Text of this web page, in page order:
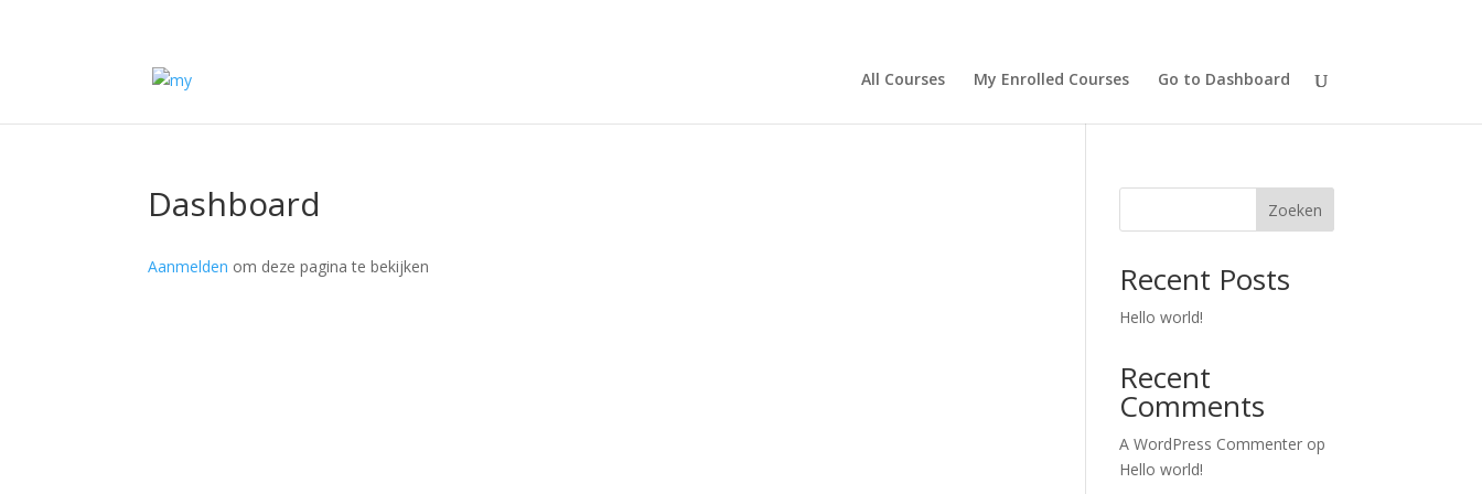
All Courses My Enrolled Courses Go to Dashboard
Dashboard
Aanmelden om deze pagina te bekijken
Zoeken
Recent Posts
Hello world!
Recent
Comments
A WordPress Commenter op
Hello world!